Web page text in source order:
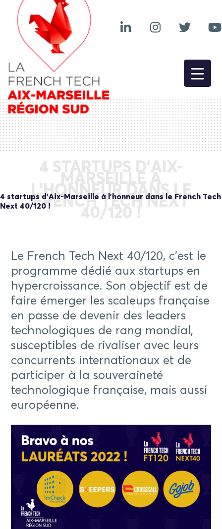
4 STARTUPS D’AIX-
MARSEILLE À
L’HONNEUR DANS LE
FRENCH TECH NEXT
40/120 !
4 startups d’Aix-Marseille à l’honneur dans le French Tech
Next 40/120 !
Le French Tech Next 40/120, c’est le
programme dédié aux startups en
hypercroissance. Son objectif est de
faire émerger les scaleups française
en passe de devenir des leaders
technologiques de rang mondial,
susceptibles de rivaliser avec leurs
concurrents internationaux et de
participer à la souveraineté
technologique française, mais aussi
européenne.